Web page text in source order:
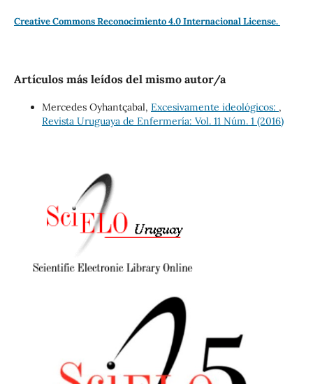
Creative Commons Reconocimiento 4.0 Internacional License.
Artículos más leídos del mismo autor/a
Mercedes Oyhantçabal, Excesivamente ideológicos: ,
Revista Uruguaya de Enfermería: Vol. 11 Núm. 1 (2016)